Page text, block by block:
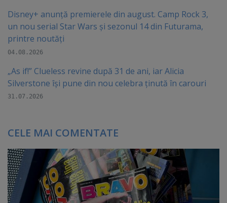
Disney+ anunță premierele din august. Camp Rock 3,
un nou serial Star Wars și sezonul 14 din Futurama,
printre noutăți
04.08.2026
„As if!” Clueless revine după 31 de ani, iar Alicia
Silverstone își pune din nou celebra ținută în carouri
31.07.2026
CELE MAI COMENTATE